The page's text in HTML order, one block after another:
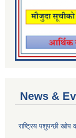
News &
राष्ट्रिय पशुपन्छी खोप